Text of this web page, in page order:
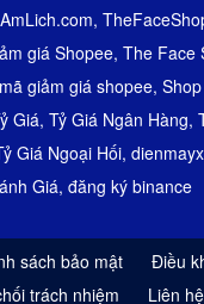
AmLich.com,
giá Shopee, The Face
mã giảm giá shopee,
Giá, Tỷ Giá Ngân Hàng,
Giá Ngoại Hối,
Giá, đăng ký binance
sách bảo mật Điều
trách nhiệm
Liên hệ